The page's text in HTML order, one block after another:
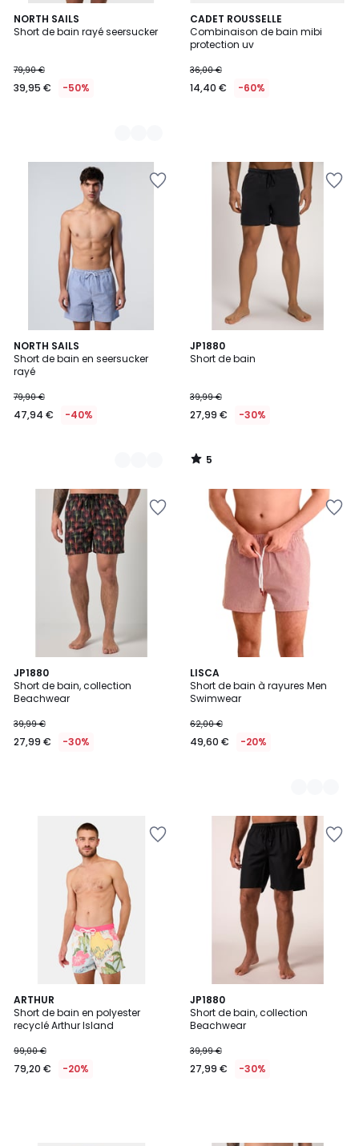
NORTH SAILS
Short de bain rayé seersucker
79,90 €
39,95 € -50%
3
Couleurs
CADET ROUSSELLE
Combinaison de bain mibi
protection uv
36,00 €
14,40 € -60%
NORTH SAILS
Short de bain en seersucker
rayé
79,90 €
47,94 € -40%
3
Couleurs
JP1880
Short de bain
39,99 €
27,99 € -30%
5
/
5
/
JP1880
Short de bain, collection
Beachwear
39,99 €
27,99 € -30%
LISCA
Short de bain à rayures Men
Swimwear
62,00 €
49,60 € -20%
2
Couleurs
ARTHUR
Short de bain en polyester
recyclé Arthur Island
99,00 €
79,20 € -20%
JP1880
Short de bain, collection
Beachwear
39,99 €
27,99 € -30%